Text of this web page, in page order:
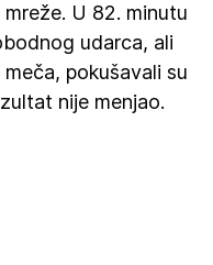
U 82. minutu
udarca, ali
pokušavali su
nije menjao.